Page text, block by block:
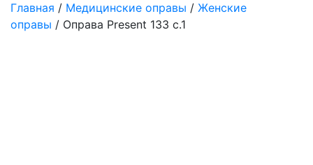
Главная / Медицинские оправы / Женские
оправы / Оправа Present 133 с.1